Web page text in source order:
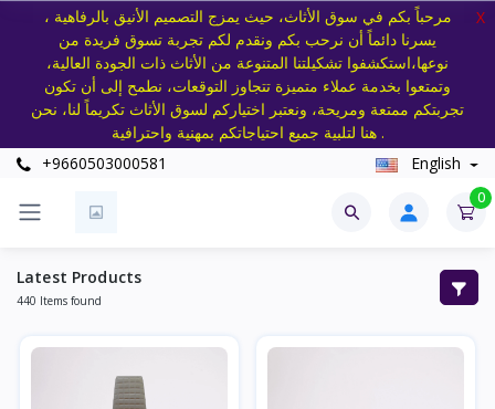
مرحباً بكم في سوق الأثاث، حيث يمزج التصميم الأنيق بالرفاهية ،
يسرنا دائماً أن نرحب بكم ونقدم لكم تجربة تسوق فريدة من
نوعها،استكشفوا تشكيلتنا المتنوعة من الأثاث ذات الجودة العالية،
وتمتعوا بخدمة عملاء متميزة تتجاوز التوقعات، نطمح إلى أن تكون
تجربتكم ممتعة ومريحة، ونعتبر اختياركم لسوق الأثاث تكريماً لنا، نحن
هنا لتلبية جميع احتياجاتكم بمهنية واحترافية .
X
+9660503000581 English
0
Latest Products
440 Items found